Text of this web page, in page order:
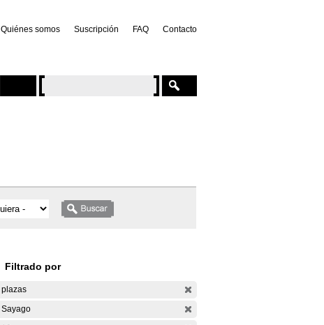
Quiénes somos Suscripción FAQ Contacto
Filtrado por
plazas
Sayago